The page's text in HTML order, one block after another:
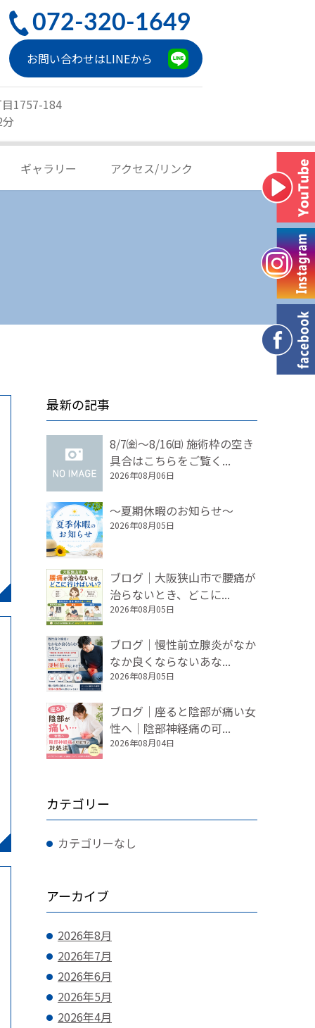
072-320-1649
お問い合わせはLINEから
目1757-184
ギャラリー アクセス/リンク
最新の記事
8/7㈮～8/16㈰ 施術枠の空き
具合はこちらをご覧く...
2026年08月06日
～夏期休暇のお知らせ～
2026年08月05日
ブログ｜大阪狭山市で腰痛が
治らないとき、どこに...
2026年08月05日
ブログ｜慢性前立腺炎がなか
なか良くならないあな...
2026年08月05日
ブログ｜座ると陰部が痛い女
性へ｜陰部神経痛の可...
2026年08月04日
カテゴリー
カテゴリーなし
アーカイブ
2026年8月
2026年7月
2026年6月
2026年5月
2026年4月